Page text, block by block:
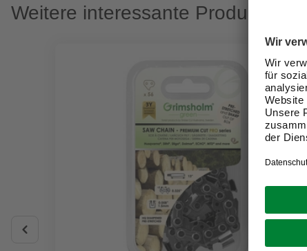
Weitere interessante Produkte